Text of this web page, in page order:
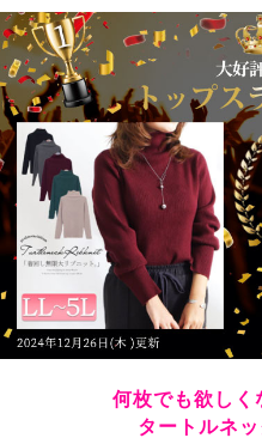
が、他の落ち着いたカラー
で、色違いでも欲しいな、
何枚でも欲しく
タートルネ